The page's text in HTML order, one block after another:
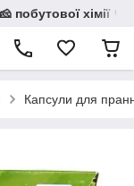
хімії 🧼
Капсули для